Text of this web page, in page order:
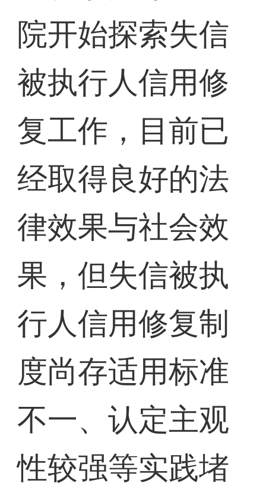
院开始探索失信
被执行人信用修
复工作，目前已
经取得良好的法
律效果与社会效
果，但失信被执
行人信用修复制
度尚存适用标准
不一、认定主观
性较强等实践堵